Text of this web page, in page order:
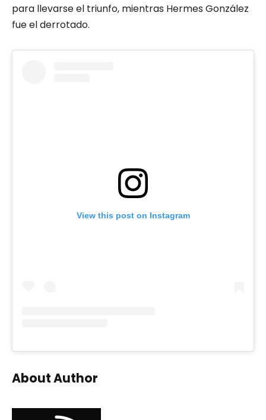
para llevarse el triunfo, mientras Hermes González
fue el derrotado.
View this post on Instagram
About Author